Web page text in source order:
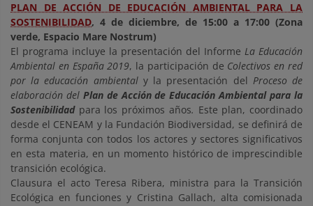
PLAN DE ACCIÓN DE EDUCACIÓN AMBIENTAL PARA LA
SOSTENIBILIDAD, 4 de diciembre, de 15:00 a 17:00 (Zona
verde, Espacio Mare Nostrum)
El programa incluye la presentación del Informe La Educación
Ambiental en España 2019, la participación de Colectivos en red
por la educación ambientaly la presentación del Proceso de
elaboración del Plan de Acción de Educación Ambiental para la
Sostenibilidadpara los próximos años. Este plan, coordinado
desde el CENEAM y la Fundación Biodiversidad, se definirá de
forma conjunta con todos los actores y sectores significativos
en esta materia, en un momento histórico de imprescindible
transición ecológica.
Clausura el acto Teresa Ribera, ministra para la Transición
Ecológica en funciones y Cristina Gallach, alta comisionada